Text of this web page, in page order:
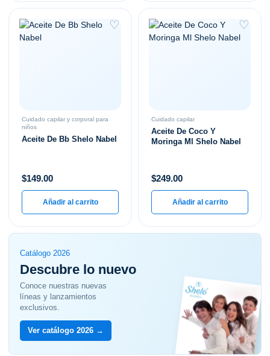
♡
Cuidado capilar y corporal para
niños
Aceite De Bb Shelo Nabel
$149.00
Añadir al carrito
♡
Cuidado capilar
Aceite De Coco Y
Moringa Ml Shelo Nabel
$249.00
Añadir al carrito
Catálogo 2026
Descubre lo nuevo
Conoce nuestras nuevas
líneas y lanzamientos
exclusivos.
Ver catálogo 2026 →